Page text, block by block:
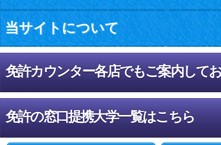
当サイトについて
免許カウンター各店でもご案内して
免許の窓口提携大学一覧はこちら